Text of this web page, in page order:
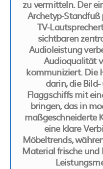
zu vermitteln. Der
Archetyp-
TV-
sichtbaren
Audioleistung
Audioqualität
kommuniziert. Die
darin, die
Flaggschiffs mit
bringen, das in
maßgeschneiderte
eine klare
Möbeltrends,
Material frische und